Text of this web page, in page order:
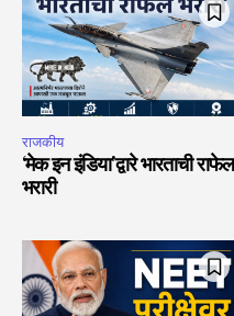
राजकीय
‘मेक इन इंडिया’द्वारे भारताची राफेल
भरारी